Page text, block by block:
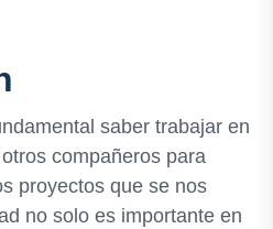
saber trabajar en
compañeros para
proyectos que se nos
no solo es importante en